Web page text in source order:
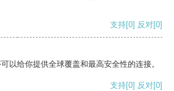
支持[0] 反对[0]
以给你提供全球覆盖和最高安全性的连接。
支持[0] 反对[0]